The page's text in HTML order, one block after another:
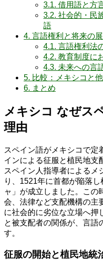
3.1. 借用語と方
3.2. 社会的・民
語
4. 言語権利と将来の
4.1. 言語権利法
4.2. 教育制度に
4.3. 未来への言
5. 比較：メキシコと
6. まとめ
メキシコ なぜス
理由
スペイン語がメキシコで定
インによる征服と植民地支
スペイン人指導者によるメ
り、1521年に首都が陥落
ャ」が成立しました。この
会、法律など支配機構の主
に社会的に劣位な立場へ押
と被支配者の関係が、言語
す。
征服の開始と植民地統